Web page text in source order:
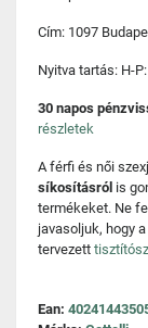
Cím: 1097
Nyitva tartás: H-
30 napos
részletek
A férfi és női
síkosításról is
termékeket. Ne
javasoljuk, hogy
tervezett
Ean: